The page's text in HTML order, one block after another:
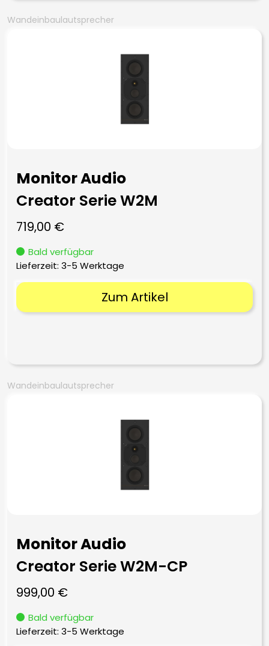
Wandeinbaulautsprecher
Monitor Audio
Creator Serie W2M
719,00 €
Bald verfügbar
Lieferzeit: 3-5 Werktage
Zum Artikel
Wandeinbaulautsprecher
Monitor Audio
Creator Serie W2M-CP
999,00 €
Bald verfügbar
Lieferzeit: 3-5 Werktage